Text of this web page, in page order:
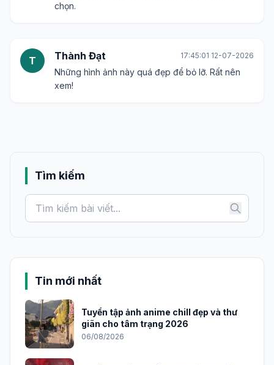
chọn.
T Thành Đạt 17:45:01 12-07-2026
Những hình ảnh này quá đẹp để bỏ lỡ. Rất nên
xem!
Tìm kiếm
Tin mới nhất
Tuyển tập ảnh anime chill đẹp và thư
giãn cho tâm trạng 2026
06/08/2026